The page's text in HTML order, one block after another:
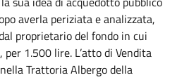
averla periziata e analizzata,
proprietario del fondo in cui
1.500 lire. L’atto di Vendita
Trattoria Albergo della